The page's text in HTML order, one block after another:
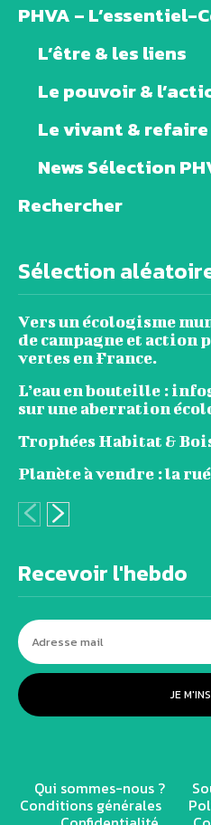
PHVA – L’essentiel-
L’être & les liens
Le pouvoir &
Le vivant &
News Sélection
Rechercher
Sélection
Vers un écologisme
de campagne et action
vertes en France.
L’eau en bouteille :
sur une aberration
Trophées Habitat &
Planète à vendre : la
Recevoir l'hebdo
JE
Qui sommes-nous ?
Conditions générales